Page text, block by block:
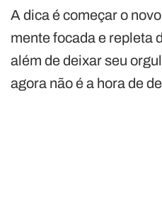
A dica é começar o
mente focada e repleta
além de deixar seu
agora não é a hora de